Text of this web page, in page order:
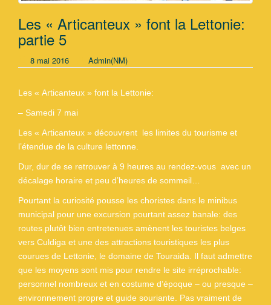
Les « Articanteux » font la Lettonie:
partie 5
8 mai 2016 Admin(NM)
Les « Articanteux » font la Lettonie:
– Samedi 7 mai
Les « Articanteux » découvrent les limites du tourisme et
l’étendue de la culture lettonne.
Dur, dur de se retrouver à 9 heures au rendez-vous avec un
décalage horaire et peu d’heures de sommeil…
Pourtant la curiosité pousse les choristes dans le minibus
municipal pour une excursion pourtant assez banale: des
routes plutôt bien entretenues amènent les touristes belges
vers Culdiga et une des attractions touristiques les plus
courues de Lettonie, le domaine de Touraida. Il faut admettre
que les moyens sont mis pour rendre le site irréprochable:
personnel nombreux et en costume d’époque – ou presque –
environnement propre et guide souriante. Pas vraiment de